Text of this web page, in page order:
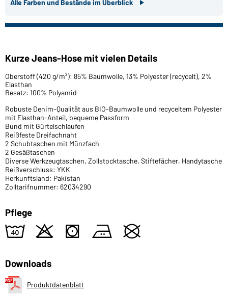
Alle Farben und Bestände im Überblick
Kurze Jeans-Hose mit vielen Details
Oberstoff (420 g/m²): 85% Baumwolle, 13% Polyester (recycelt), 2%
Elasthan
Besatz: 100% Polyamid
Robuste Denim-Qualität aus BIO-Baumwolle und recyceltem Polyester
mit Elasthan-Anteil, bequeme Passform
Bund mit Gürtelschlaufen
Reißfeste Dreifachnaht
2 Schubtaschen mit Münzfach
2 Gesäßtaschen
Diverse Werkzeugtaschen, Zollstocktasche, Stiftefächer, Handytasche
Reißverschluss: YKK
Herkunftsland: Pakistan
Zolltarifnummer: 62034290
Pflege
8 o s b U
Downloads
Produktdatenblatt